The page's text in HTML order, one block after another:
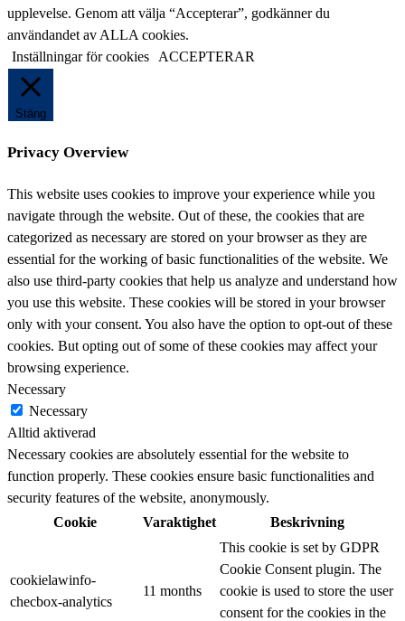
denna
webbplats
upplevelse. Genom att välja “Accepterar”, godkänner du
användandet av ALLA cookies.
Inställningar för cookies
ACCEPTERAR
Stäng
Privacy Overview
This website uses cookies to improve your experience while you
navigate through the website. Out of these, the cookies that are
categorized as necessary are stored on your browser as they are
essential for the working of basic functionalities of the website. We
also use third-party cookies that help us analyze and understand how
you use this website. These cookies will be stored in your browser
only with your consent. You also have the option to opt-out of these
cookies. But opting out of some of these cookies may affect your
browsing experience.
Necessary
Necessary
Alltid aktiverad
Necessary cookies are absolutely essential for the website to
function properly. These cookies ensure basic functionalities and
security features of the website, anonymously.
Cookie
Varaktighet Beskrivning
cookielawinfo-
checbox-analytics
11 months
This cookie is set by GDPR
Cookie Consent plugin. The
cookie is used to store the user
consent for the cookies in the